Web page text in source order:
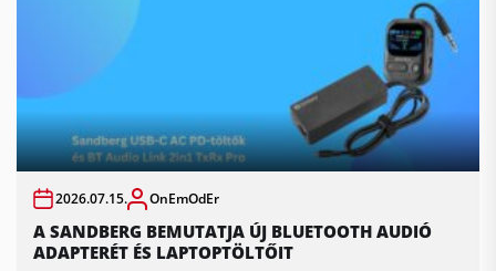
2026.07.15. OnEmOdEr
A SANDBERG BEMUTATJA ÚJ BLUETOOTH AUDIÓ
ADAPTERÉT ÉS LAPTOPTÖLTŐIT